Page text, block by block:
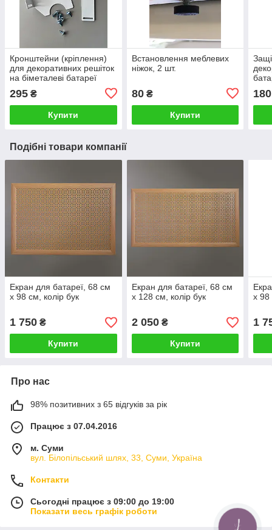
Кронштейни (кріплення)
для декоративних решіток
на біметалеві батареї
295 ₴
Купити
Встановлення меблевих
ніжок, 2 шт.
80₴
Купити
180
Подібні товари компанії
Екран для батареї, 68 см
х 98 см, колір бук
1 750 ₴
Купити
Екран для батареї, 68 см
х 128 см, колір бук
2 050₴
Купити
х 98
1
Про нас
98% позитивних з 65 відгуків за рік
Працює з 07.04.2016
м. Суми
вул. Білопільський шлях, 33, Суми, Україна
Контакти
Сьогодні працює з 09:00 до 19:00
Показати весь графік роботи
КНОПКА